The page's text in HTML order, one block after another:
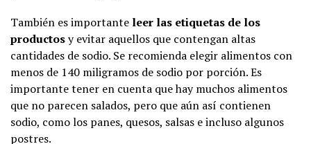
También es importante leer las etiquetas de los
productosy evitar aquellos que contengan altas
cantidades de sodio. Se recomienda elegir alimentos con
menos de 140 miligramos de sodio por porción. Es
importante tener en cuenta que hay muchos alimentos
que no parecen salados, pero que aún así contienen
sodio, como los panes, quesos, salsas e incluso algunos
postres.